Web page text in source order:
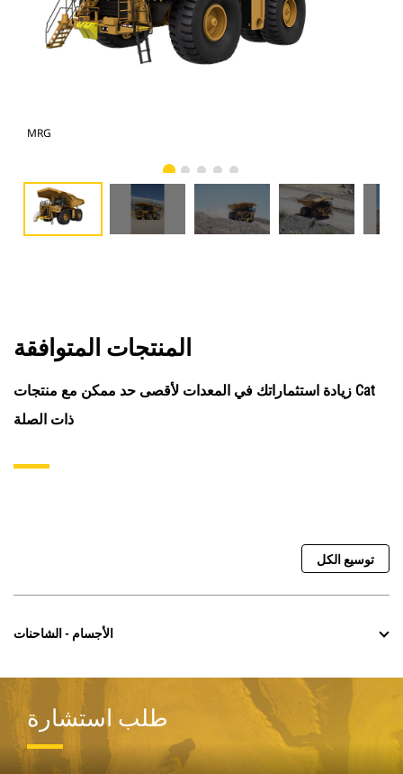
MRG
المنتجات المتوافقة
زيادة استثماراتك في المعدات لأقصى حد ممكن مع منتجات Cat
ذات الصلة
توسيع الكل
الأجسام - الشاحنات
طلب استشارة